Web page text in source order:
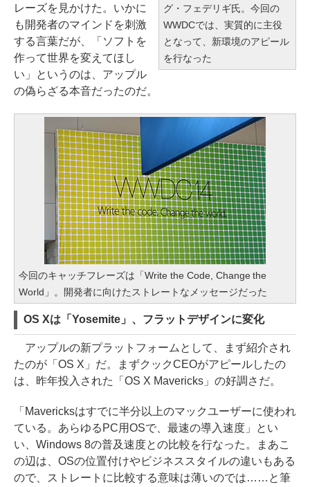
グ・フェデリギ氏。今回の
WWDCでは、実質的に主役
となって、新環境のアピール
を行なった
レーズを見かけた。いかに
も開発者のマインドを刺激
する言葉だが、「ソフトを
作って世界を変えてほし
い」というのは、アップル
の偽らざる本音だったのだ。
今回のキャッチフレーズは「Write the Code, Change the
World」。開発者に向けたストレートなメッセージだった
OS Xは「Yosemite」、フラットデザインに変化
アップルの新プラットフォームとして、まず紹介され
たのが「OS X」だ。まずクックCEOがアピールしたの
は、昨年投入された「OS X Mavericks」の好調さだ。
「Mavericksはすでに半分以上のマックユーザーに使われ
ている。あらゆるPC用OSで、最速の導入速度」とい
い、Windows 8の普及速度との比較を行なった。まあこ
の辺は、OSの位置付けやビジネススタイルの違いもある
ので、ストレートに比較する意味は薄いのでは……と筆